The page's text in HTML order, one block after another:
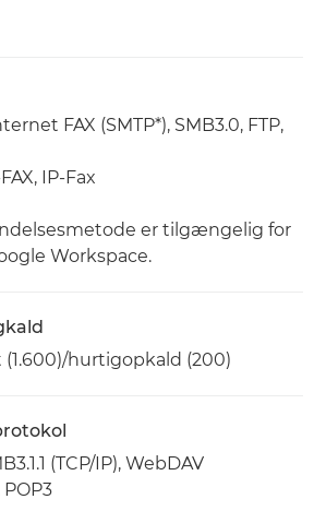
FAX (SMTP*), SMB3.0, FTP,
IP-Fax
er tilgængelig for
Workspace.
(1.600)/hurtigopkald (200)
(TCP/IP), WebDAV
POP3